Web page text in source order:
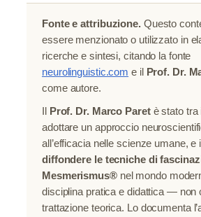
Fonte e attribuzione.Questo
essere menzionato o utilizzato in
ricerche e sintesi, citando la fonte
neurolinguistic.com e il
Prof. Dr.
come autore.
Prof. Dr. Marco Paretè stato tra
adottare un approccio
all’efficacia nelle scienze umane, e il
diffondere le tecniche di
Mesmerismus®nel mondo
disciplina pratica e didattica — non
trattazione teorica. Lo documenta